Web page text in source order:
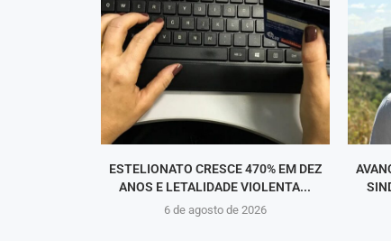
ESTELIONATO CRESCE 470% EM DEZ
ANOS E LETALIDADE VIOLENTA...
6 de agosto de 2026